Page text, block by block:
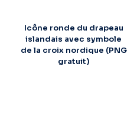
Icône ronde du drapeau
islandais avec symbole
de la croix nordique (PNG
gratuit)